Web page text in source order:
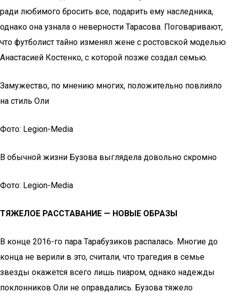
ради любимого бросить все, подарить ему наследника,
однако она узнала о неверности Тарасова. Поговаривают,
что футболист тайно изменял жене с ростовской моделью
Анастасией Костенко, с которой позже создал семью.
Замужество, по мнению многих, положительно повлияло
на стиль Оли
Фото: Legion-Media
В обычной жизни Бузова выглядела довольно скромно
Фото: Legion-Media
ТЯЖЕЛОЕ РАССТАВАНИЕ — НОВЫЕ ОБРАЗЫ
В конце 2016-го пара Тарабузиков распалась. Многие до
конца не верили в это, считали, что трагедия в семье
звезды окажется всего лишь пиаром, однако надежды
поклонников Оли не оправдались. Бузова тяжело